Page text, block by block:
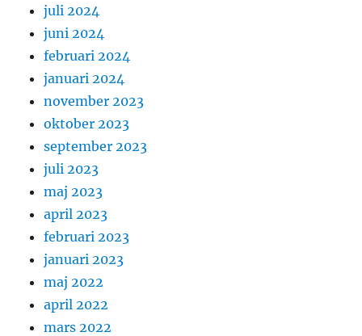
juli 2024
juni 2024
februari 2024
januari 2024
november 2023
oktober 2023
september 2023
juli 2023
maj 2023
april 2023
februari 2023
januari 2023
maj 2022
april 2022
mars 2022